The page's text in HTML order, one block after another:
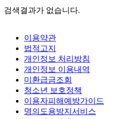
검색결과가 없습니다.
이용약관
법적고지
개인정보 처리방침
개인정보 이용내역
미환급금조회
청소년 보호정책
이용자피해예방가이드
명의도용방지서비스